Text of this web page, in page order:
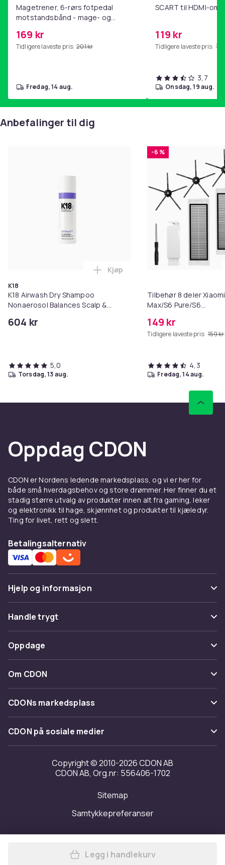
Magetrener, 6-rørs fotpedal
motstandsbånd - mage- og
hjemmegymnastikk Pink
169 kr
Tidligere laveste pris: 201 kr
fredag, 14 aug.
SCART til HDMI-
119 kr
Tidligere laveste pris:
3,7
onsdag, 19 aug.
Anbefalinger til dig
K18
K18 Airwash Dry Shampoo
Nonaerosol Balances Scalp &
604 kr
Legg K18 Airwash Dry
Kjøp
5,0
torsdag, 13 aug.
-6 %
Tilbehør 8 deler
Max/S6 Pure/S6
149 kr
Tidligere laveste pris: 159 kr
4,3
fredag, 14 aug.
Oppdag CDON
CDON er Nordens ledende markedsplass, og vi er her for
både små hverdagsbehov og store drømmer. Her finner du et
stadig større utvalg av produkter innen alt fra gaming, leker
og elektronikk til hage, skjønnhet og produkter til kjæledyr.
Ting for livet, rett og slett.
Betalingsalternativ
Hjelp og informasjon
Vanlige spørsmål
Spor pakke
Angre & returner her
Kontakt oss
Handle trygt
Betaling
Levering
Tilbakekallinger
Oppdage
Kategorier
Varemerker
Om CDON
Om oss
Kundeanmeldelser
Jobbe på CDON
Investor relations
Tilgjengelighet
CDONs markedsplass
Merchant Help Center
CDON på sosiale medier
Copyright © 2010-2026 CDON AB
CDON AB, Org.nr: 556406-1702
Sitemap
Samtykkepreferanser
Legg Bækkenskyl Alkalisk
Legg i handlekurv